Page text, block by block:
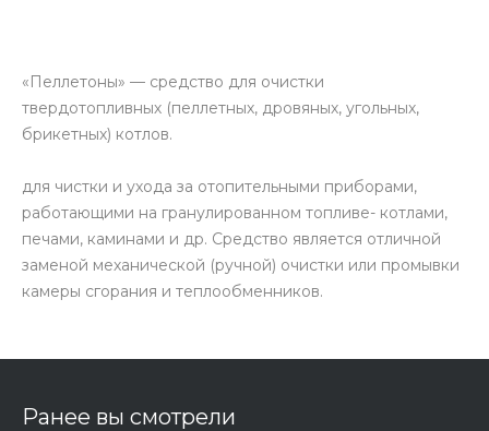
«Пеллетоны» — средство для очистки
твердотопливных (пеллетных, дровяных, угольных,
брикетных) котлов.
для чистки и ухода за отопительными приборами,
работающими на гранулированном топливе- котлами,
печами, каминами и др. Средство является отличной
заменой механической (ручной) очистки или промывки
камеры сгорания и теплообменников.
Ранее вы смотрели